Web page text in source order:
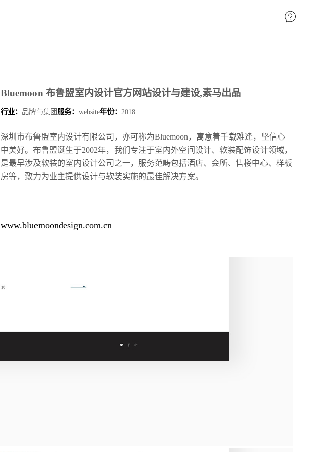
Bluemoon 布鲁盟室内设计官方网站设计与建设,素马出品
行业： 品牌与集团服务： website年份： 2018
深圳市布鲁盟室内设计有限公司，亦可称为Bluemoon，寓意着千载难逢，坚信心
中美好。布鲁盟诞生于2002年，我们专注于室内外空间设计、软装配饰设计领域，
是最早涉及软装的室内设计公司之一，服务范畴包括酒店、会所、售楼中心、样板
房等，致力为业主提供设计与软装实施的最佳解决方案。
www.bluemoondesign.com.cn